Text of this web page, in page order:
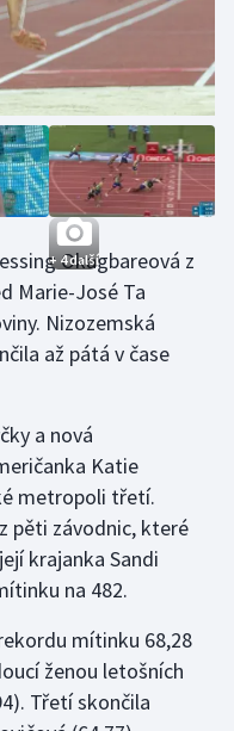
+ 4 další
Okagbareová z
Marie-José Ta
Nizozemská
až pátá v čase
a nová
Katie
metropoli třetí.
pěti závodnic, které
krajanka Sandi
na 482.
mítinku 68,28
ženou letošních
Třetí skončila